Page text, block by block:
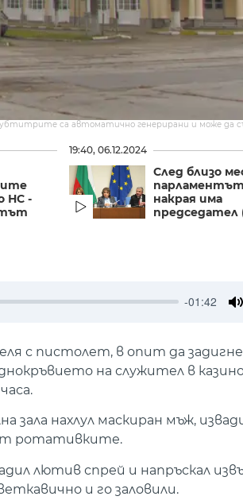
са автоматично генерирани и може да
НС -
19:40, 06.12.2024
След близо
накрая има
председател
-01:42
с пистолет, в опит да
на служител в
зала нахлул маскиран мъж,
ротативките.
лютив спрей и напръскал
и го заловили.